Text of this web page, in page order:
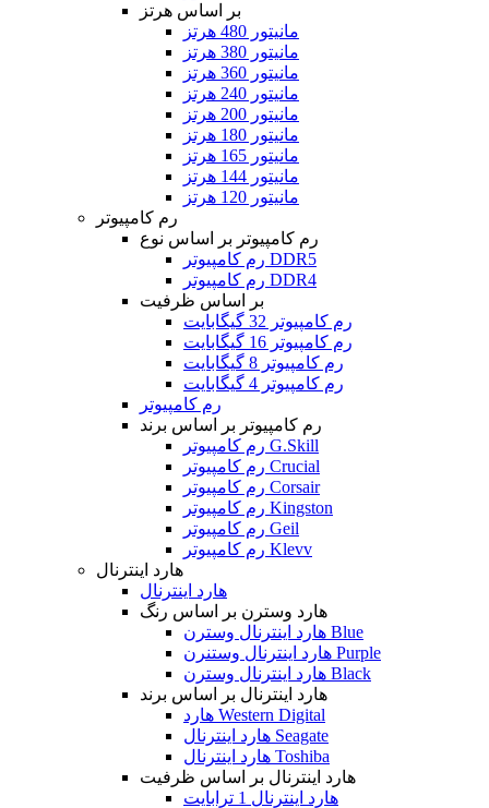
بر اساس هرتز
مانیتور 480 هرتز
مانیتور 380 هرتز
مانیتور 360 هرتز
مانیتور 240 هرتز
مانیتور 200 هرتز
مانیتور 180 هرتز
مانیتور 165 هرتز
مانیتور 144 هرتز
مانیتور 120 هرتز
رم کامپیوتر
رم کامپیوتر بر اساس نوع
رم کامپیوتر DDR5
رم کامپیوتر DDR4
بر اساس ظرفیت
رم کامپیوتر 32 گیگابایت
رم کامپیوتر 16 گیگابایت
رم کامپیوتر 8 گیگابایت
رم کامپیوتر 4 گیگابایت
رم کامپیوتر
رم کامپیوتر بر اساس برند
رم کامپیوتر G.Skill
رم کامپیوتر Crucial
رم کامپیوتر Corsair
رم کامپیوتر Kingston
رم کامپیوتر Geil
رم کامپیوتر Klevv
هارد اینترنال
هارد اینترنال
هارد وسترن بر اساس رنگ
هارد اینترنال وسترن Blue
هارد اینترنال وستنرن Purple
هارد اینترنال وسترن Black
هارد اینترنال بر اساس برند
هارد Western Digital
هارد اینترنال Seagate
هارد اینترنال Toshiba
هارد اینترنال بر اساس ظرفیت
هارد اینترنال 1 ترابایت